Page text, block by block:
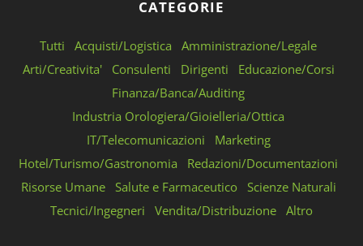
CATEGORIE
Tutti Acquisti/Logistica
Amministrazione/Legale
Arti/Creativita'
Consulenti Dirigenti
Educazione/Corsi
Finanza/Banca/Auditing
Industria Orologiera/Gioielleria/Ottica
IT/Telecomunicazioni
Marketing
Hotel/Turismo/Gastronomia
Redazioni/Documentazioni
Risorse Umane
Salute e Farmaceutico
Scienze Naturali
Tecnici/Ingegneri
Vendita/Distribuzione Altro